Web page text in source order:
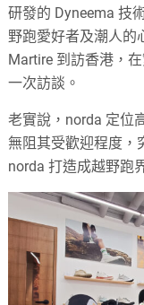
研發的 Dyneema 技
野跑愛好者及潮人的
Martire 到訪香港，
一次訪談。
老實說，norda 定位
無阻其受歡迎程度，
norda 打造成越野跑